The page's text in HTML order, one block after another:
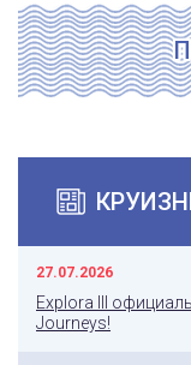
27.07.2026
Explora III
Journeys!